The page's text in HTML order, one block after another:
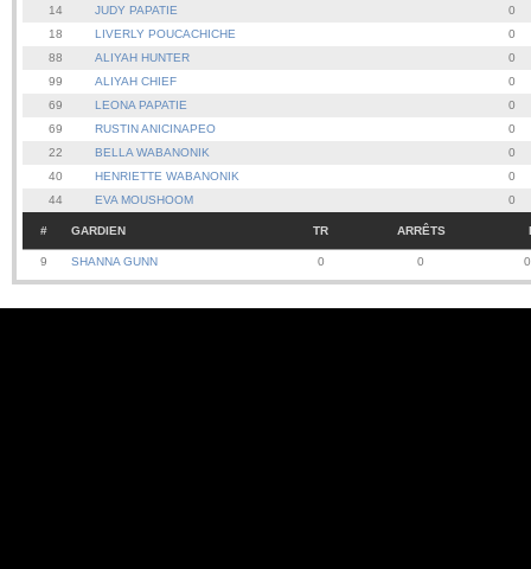
14
JUDY PAPATIE
0
18
LIVERLY POUCACHICHE
0
88
ALIYAH HUNTER
0
99
ALIYAH CHIEF
0
69
LEONA PAPATIE
0
69
RUSTIN ANICINAPEO
0
22
BELLA WABANONIK
0
40
HENRIETTE WABANONIK
0
44
EVA MOUSHOOM 0
# GARDIEN TR ARRÊTS
9 SHANNA GUNN 0 0